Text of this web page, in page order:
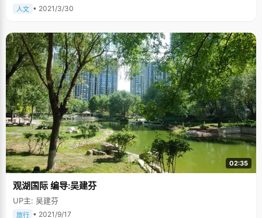
人文 • 2021/3/30
02:35
观湖国际 编导:吴建芬
UP主: 吴建芬
旅行 • 2021/9/17